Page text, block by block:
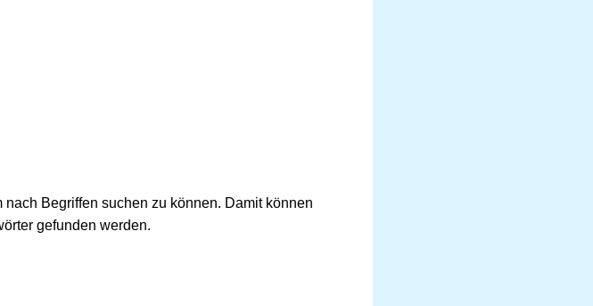
Begriffen suchen zu können. Damit können
gefunden werden.